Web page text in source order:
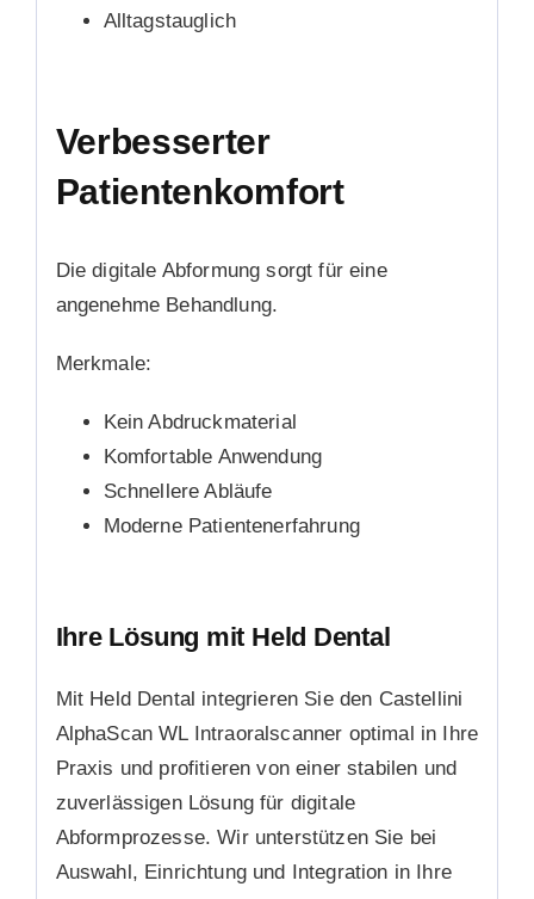
Alltagstauglich
Verbesserter
Patientenkomfort
Die digitale Abformung sorgt für eine
angenehme Behandlung.
Merkmale:
Kein Abdruckmaterial
Komfortable Anwendung
Schnellere Abläufe
Moderne Patientenerfahrung
Ihre Lösung mit Held Dental
Mit Held Dental integrieren Sie den Castellini
AlphaScan WL Intraoralscanner optimal in Ihre
Praxis und profitieren von einer stabilen und
zuverlässigen Lösung für digitale
Abformprozesse. Wir unterstützen Sie bei
Auswahl, Einrichtung und Integration in Ihre